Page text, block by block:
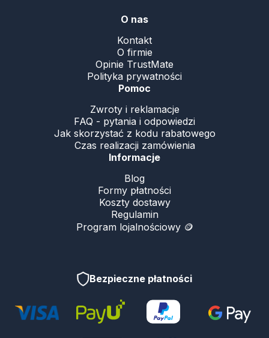
O nas
Kontakt
O firmie
Opinie TrustMate
Polityka prywatności
Pomoc
Zwroty i reklamacje
FAQ - pytania i odpowiedzi
Jak skorzystać z kodu rabatowego
Czas realizacji zamówienia
Informacje
Blog
Formy płatności
Koszty dostawy
Regulamin
Program lojalnościowy 🪙
Bezpieczne płatności